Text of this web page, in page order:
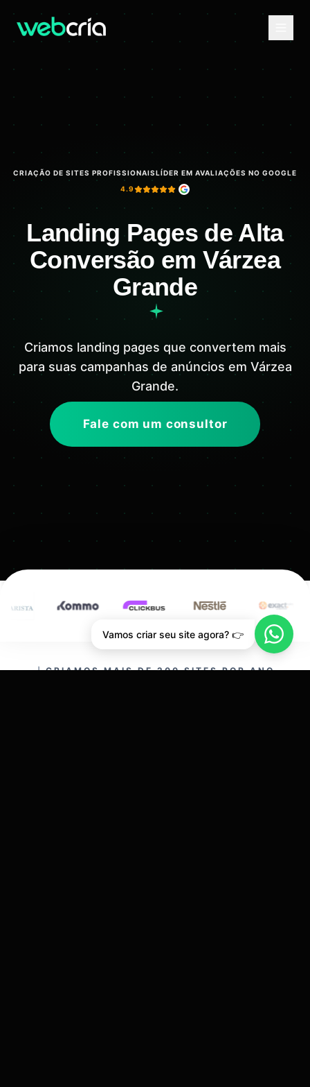
CRIAÇÃO DE SITES PROFISSIONAISLÍDER EM AVALIAÇÕES NO GOOGLE
4.9
Landing Pages de Alta
Conversão em Várzea
Grande
Criamos landing pages que convertem mais
para suas campanhas de anúncios em Várzea
Grande.
Fale com um consultor
CRIAMOS MAIS DE 200 SITES POR ANO.
Vamos criar seu site agora? 👉